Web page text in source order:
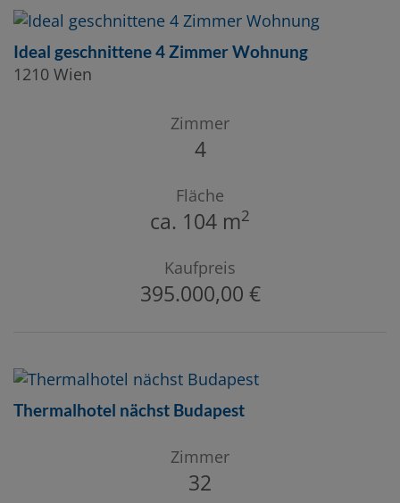
Ideal geschnittene 4 Zimmer Wohnung
1210 Wien
Zimmer
4
Fläche
ca. 104 m2
Kaufpreis
395.000,00 €
Thermalhotel nächst Budapest
Zimmer
32